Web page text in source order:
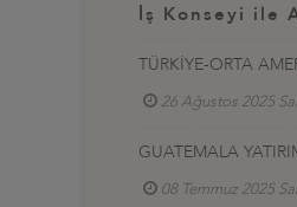
İş Konseyi ile
TÜRKİYE-ORTA
26 Ağustos 2025
GUATEMALA
08 Temmuz 2025